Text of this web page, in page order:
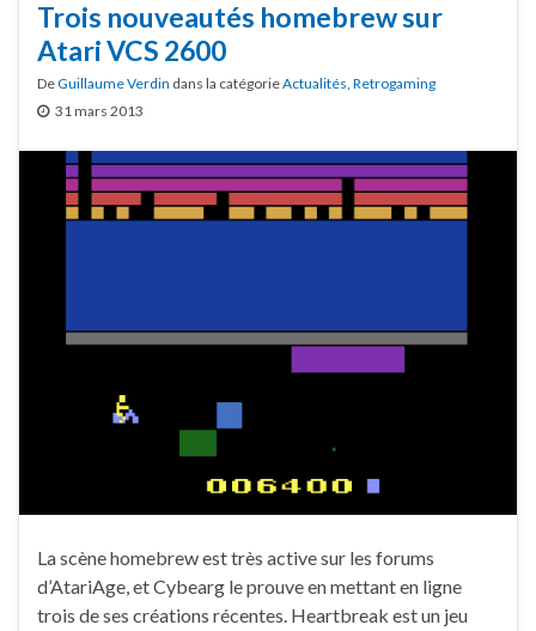
Trois nouveautés homebrew sur
Atari VCS 2600
DeGuillaume Verdin dans la catégorieActualités, Retrogaming
31 mars 2013
La scène homebrew est très active sur les forums
d’AtariAge, et Cybearg le prouve en mettant en ligne
trois de ses créations récentes. Heartbreak est un jeu